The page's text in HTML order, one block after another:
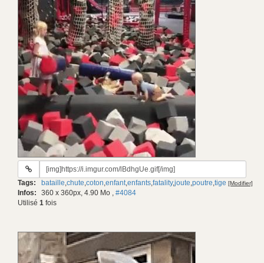
URL
gif:
Tags: bataille,chute,coton,enfant,enfants,fatality,joute,poutre,tige [Modifier]
Infos: 360 x 360px, 4.90 Mo , #4084
Utilisé 1 fois